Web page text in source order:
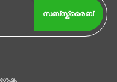
സബ്സ്ക്രൈബ്